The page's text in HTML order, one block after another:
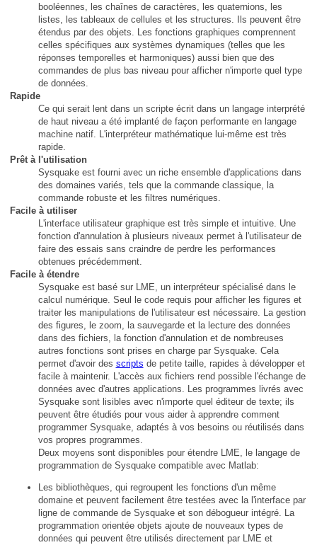
booléennes, les chaînes de caractères, les quaternions, les
listes, les tableaux de cellules et les structures. Ils peuvent être
étendus par des objets. Les fonctions graphiques comprennent
celles spécifiques aux systèmes dynamiques (telles que les
réponses temporelles et harmoniques) aussi bien que des
commandes de plus bas niveau pour afficher n'importe quel type
de données.
Rapide
Ce qui serait lent dans un scripte écrit dans un langage interprété
de haut niveau a été implanté de façon performante en langage
machine natif. L'interpréteur mathématique lui-même est très
rapide.
Prêt à l'utilisation
Sysquake est fourni avec un riche ensemble d'applications dans
des domaines variés, tels que la commande classique, la
commande robuste et les filtres numériques.
Facile à utiliser
L'interface utilisateur graphique est très simple et intuitive. Une
fonction d'annulation à plusieurs niveaux permet à l'utilisateur de
faire des essais sans craindre de perdre les performances
obtenues précédemment.
Facile à étendre
Sysquake est basé sur LME, un interpréteur spécialisé dans le
calcul numérique. Seul le code requis pour afficher les figures et
traiter les manipulations de l'utilisateur est nécessaire. La gestion
des figures, le zoom, la sauvegarde et la lecture des données
dans des fichiers, la fonction d'annulation et de nombreuses
autres fonctions sont prises en charge par Sysquake. Cela
permet d'avoir des scripts de petite taille, rapides à développer et
facile à maintenir. L'accès aux fichiers rend possible l'échange de
données avec d'autres applications. Les programmes livrés avec
Sysquake sont lisibles avec n'importe quel éditeur de texte; ils
peuvent être étudiés pour vous aider à apprendre comment
programmer Sysquake, adaptés à vos besoins ou réutilisés dans
vos propres programmes.
Deux moyens sont disponibles pour étendre LME, le langage de
programmation de Sysquake compatible avec Matlab:
Les bibliothèques, qui regroupent les fonctions d'un même
domaine et peuvent facilement être testées avec la l'interface par
ligne de commande de Sysquake et son débogueur intégré. La
programmation orientée objets ajoute de nouveaux types de
données qui peuvent être utilisés directement par LME et